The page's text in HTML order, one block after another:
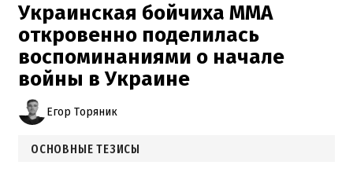
Украинская бойчиха ММА
откровенно поделилась
воспоминаниями о начале
войны в Украине
Егор Торяник
ОСНОВНЫЕ ТЕЗИСЫ